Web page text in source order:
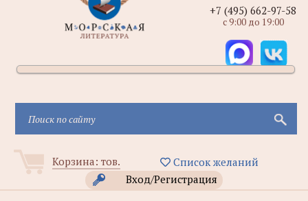
Корзина: тов.
Список желаний
Вход/Регистрация
+7 (495) 662-97-58
с 9:00 до 19:00